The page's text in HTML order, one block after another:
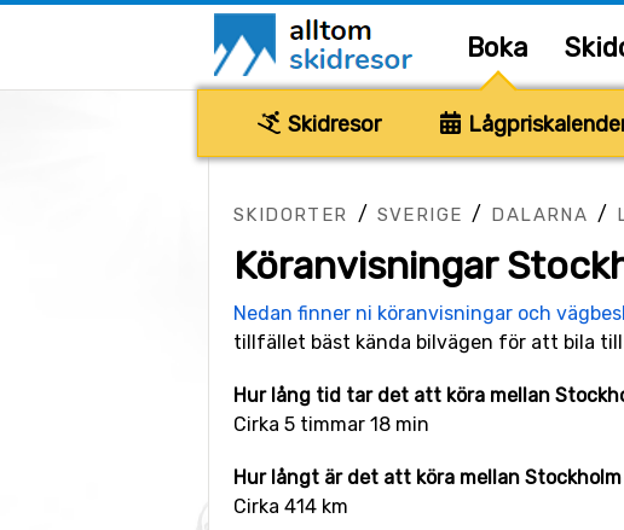
Boka
Skidresor
SKIDORTER / SVERIGE / DALARNA /
Köranvisningar
Nedan finner ni köranvisningar och
tillfället bäst kända bilvägen för att bila
Hur lång tid tar det att köra mellan
Cirka 5 timmar 18 min
Hur långt är det att köra mellan
Cirka 414 km